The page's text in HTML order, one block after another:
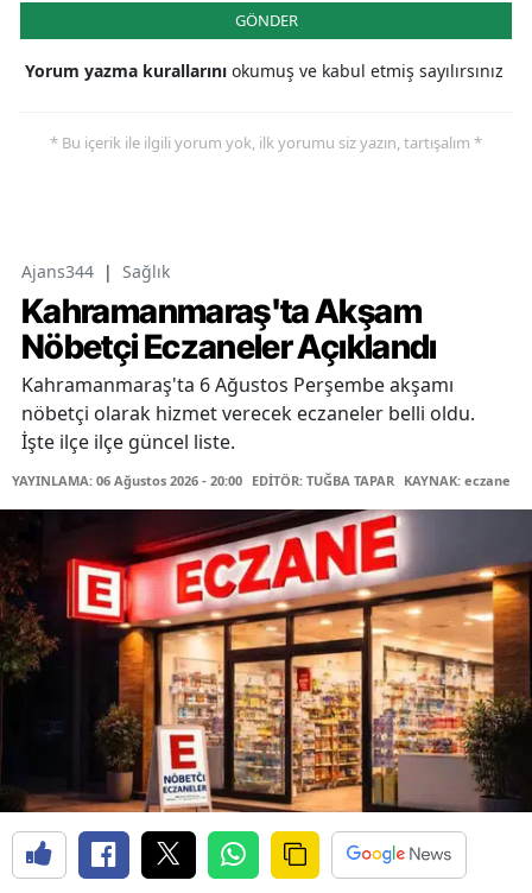
GÖNDER
Yorum yazma kurallarını okumuş ve kabul etmiş sayılırsınız
* Bu içerik ile ilgili yorum yok, ilk yorumu siz yazın, tartışalım *
Ajans344 | Sağlık
Kahramanmaraş'ta Akşam
Nöbetçi Eczaneler Açıklandı
Kahramanmaraş'ta 6 Ağustos Perşembe akşamı
nöbetçi olarak hizmet verecek eczaneler belli oldu.
İşte ilçe ilçe güncel liste.
YAYINLAMA: 06 Ağustos 2026 - 20:00 EDİTÖR: TUĞBA TAPAR KAYNAK: eczane